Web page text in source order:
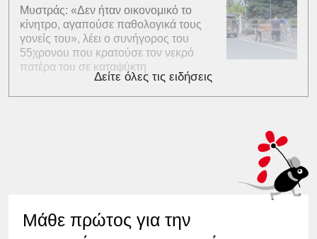
Μυστράς: «Δεν ήταν οικονομικό το
κίνητρο, αγαπούσε παθολογικά τους
γονείς του», λέει ο συνήγορος του
55χρονου που κρατούσε τον νεκρό
πατέρα του σε καταψύκτη
Δείτε όλες τις ειδήσεις
Μάθε πρώτος για την